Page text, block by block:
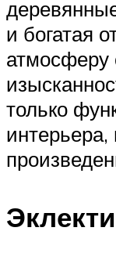
и богатая
атмосферу
только